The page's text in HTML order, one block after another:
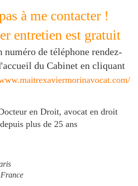
à me contacter !
entretien est gratuit
numéro de téléphone rendez-
du Cabinet en cliquant
en Droit, avocat en droit
plus de 25 ans